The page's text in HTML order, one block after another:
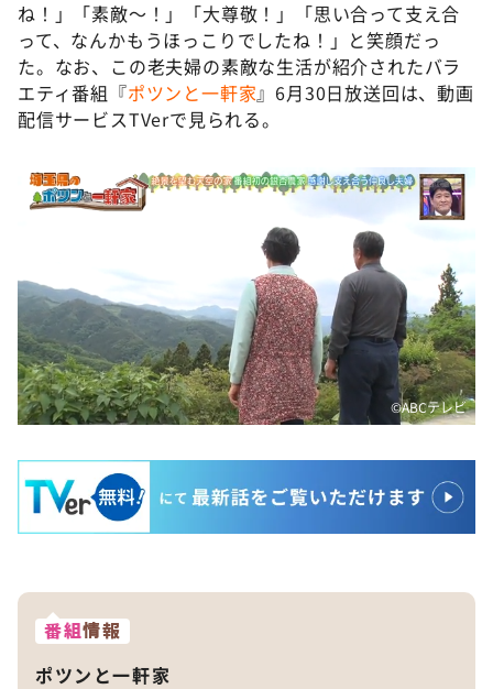
ね！」「素敵～！」「大尊敬！」「思い合って支え合
って、なんかもうほっこりでしたね！」と笑顔だっ
た。なお、この老夫婦の素敵な生活が紹介されたバラ
エティ番組『ポツンと一軒家』6月30日放送回は、動画
配信サービスTVerで見られる。
©️ABCテレビ
番組情報
ポツンと一軒家